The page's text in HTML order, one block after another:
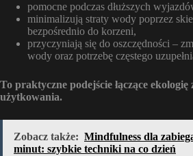
pomocne podczas dłuższych
minimalizują straty wody poprzez
bezpośrednio do korzeni,
przyczyniają się do oszczędności –
wody oraz potrzebę częstego
To praktyczne podejście łączące ekologię
użytkowania.
Zobacz także: Mindfulness dla
minut: szybkie techniki na co dzień